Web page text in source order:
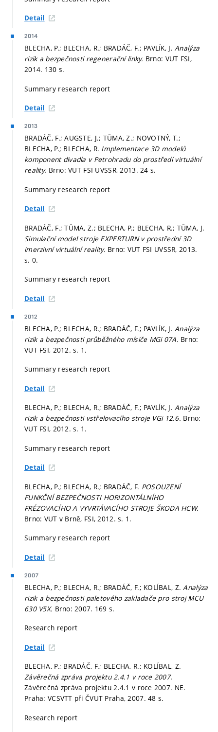
Detail
2014
BLECHA, P.; BLECHA, R.; BRADÁČ, F.; PAVLÍK, J.Analýza
rizik a bezpečnosti regenerační linky. Brno: VUT FSI,
2014. 130 s.
Summary research report
Detail
2013
BRADÁČ, F.; AUGSTE, J.; TŮMA, Z.; NOVOTNÝ, T.;
BLECHA, P.; BLECHA, R. Implementace 3D modelů
komponent divadla v Petrohradu do prostředí virtuální
reality. Brno: VUT FSI UVSSR, 2013. 24 s.
Summary research report
Detail
BRADÁČ, F.; TŮMA, Z.; BLECHA, P.; BLECHA, R.; TŮMA, J.
Simulační model stroje EXPERTURN v prostřední 3D
imerzivní virtuální reality. Brno: VUT FSI UVSSR, 2013.
s. 0.
Summary research report
Detail
2012
BLECHA, P.; BLECHA, R.; BRADÁČ, F.; PAVLÍK, J.Analýza
rizik a bezpečnosti průběžného mísiče MGi 07A. Brno:
VUT FSI, 2012.s. 1.
Summary research report
Detail
BLECHA, P.; BLECHA, R.; BRADÁČ, F.; PAVLÍK, J.Analýza
rizik a bezpečnosti vstřelovacího stroje VGi 12.6. Brno:
VUT FSI, 2012.s. 1.
Summary research report
Detail
BLECHA, P.; BLECHA, R.; BRADÁČ, F. POSOUZENÍ
FUNKČNÍ BEZPEČNOSTI HORIZONTÁLNÍHO
FRÉZOVACÍHO A VYVRTÁVACÍHO STROJE ŠKODA HCW.
Brno: VUT v Brně, FSI, 2012.s. 1.
Summary research report
Detail
2007
BLECHA, P.; BLECHA, R.; BRADÁČ, F.; KOLÍBAL, Z.Analýza
rizik a bezpečnosti paletového zakladače pro stroj MCU
630 V5X. Brno: 2007. 169 s.
Research report
Detail
BLECHA, P.; BRADÁČ, F.; BLECHA, R.; KOLÍBAL, Z.
Závěrečná zpráva projektu 2.4.1 v roce 2007.
Závěrečná zpráva projektu 2.4.1 v roce 2007. NE.
Praha: VCSVTT při ČVUT Praha, 2007. 48 s.
Research report